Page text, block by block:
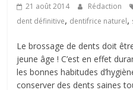
21 août 2014 Rédaction
dent définitive, dentifrice naturel,
Le brossage de dents doit
jeune âge ! C’est en effet
les bonnes habitudes
conserver des dents saines